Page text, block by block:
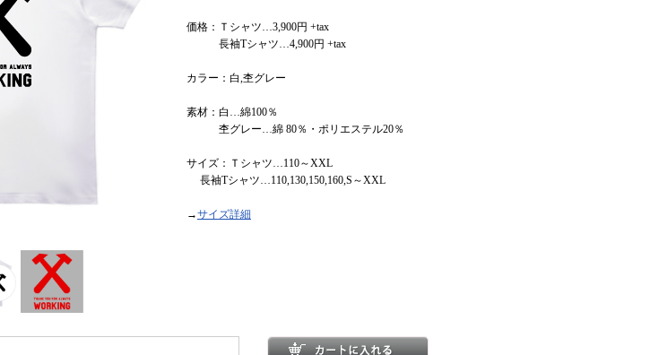
価格：Ｔシャツ…3,900円 +tax
長袖Tシャツ…4,900円 +tax
カラー：白,杢グレー
素材：白…綿100％
杢グレー…綿 80％・ポリエステル20％
サイズ：Ｔシャツ…110～XXL
長袖Tシャツ…110,130,150,160,S～XXL
→サイズ詳細